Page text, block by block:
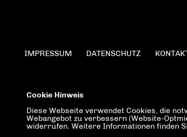
IMPRESSUM DATENSCHUTZ
Cookie Hinweis
Diese Webseite verwendet Cookies, die
Webangebot zu verbessern (Website-
widerrufen. Weitere Informationen finden